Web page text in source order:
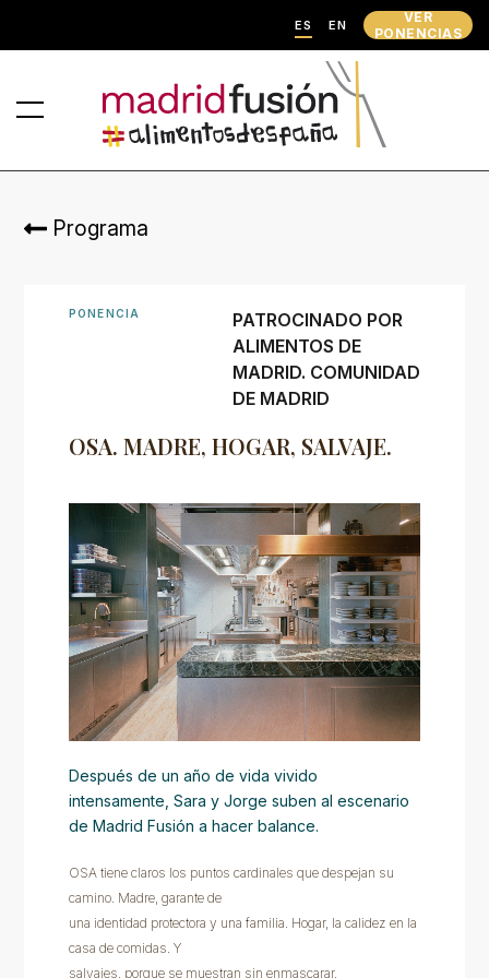
ES EN
VER
PONENCIAS
Programa
PONENCIA
OSA. MADRE, HOGAR, SALVAJE.
PATROCINADO POR
ALIMENTOS DE
MADRID. COMUNIDAD
DE MADRID
Después de un año de vida vivido
intensamente, Sara y Jorge suben al escenario
de Madrid Fusión a hacer balance.
OSA tiene claros los puntos cardinales que despejan su
camino. Madre, garante de
una identidad protectora y una familia. Hogar, la calidez en la
casa de comidas. Y
salvajes, porque se muestran sin enmascarar.